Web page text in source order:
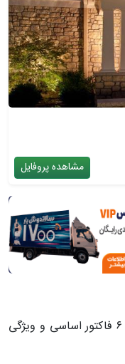
مشاهده پروفایل
۶ فاکتور اساسی و ویژگی